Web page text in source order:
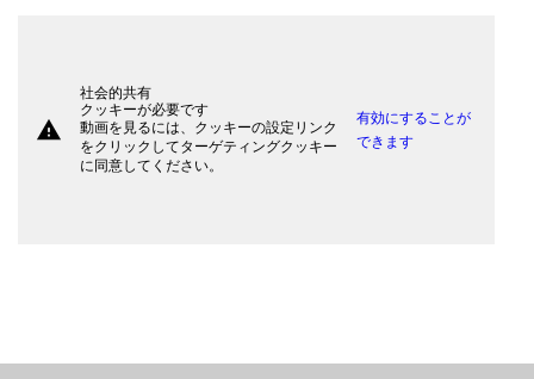
warning
社会的共有
クッキーが必要です
動画を見るには、クッキーの設定リンク
をクリックしてターゲティングクッキー
に同意してください。
有効にすることが
できます